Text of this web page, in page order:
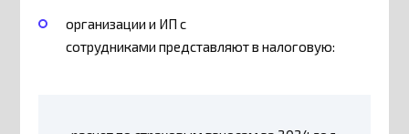
организации и ИП с
сотрудниками представляют в налоговую: